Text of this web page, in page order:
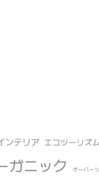
ンテリア エコツーリズ
ガニック オーバー